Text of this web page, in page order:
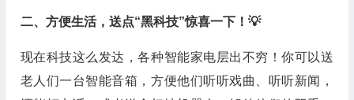
二、方便生活，送点“黑科技”惊喜一下！💡
现在科技这么发达，各种智能家电层出不穷！你可以送
老人们一台智能音箱，方便他们听听戏曲、听听新闻，